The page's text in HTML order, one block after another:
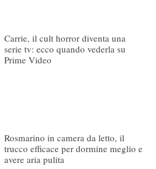
Carrie, il cult horror diventa una
serie tv: ecco quando vederla su
Prime Video
Rosmarino in camera da letto, il
trucco efficace per dormine meglio e
avere aria pulita